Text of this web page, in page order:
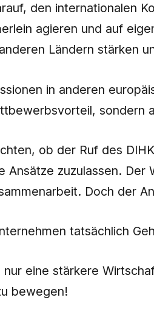
den internationalen
agieren und auf
Ländern stärken
in anderen
sondern
ob der Ruf des
Ansätze zuzulassen.
Doch der
tatsächlich
nur eine stärkere
bewegen!